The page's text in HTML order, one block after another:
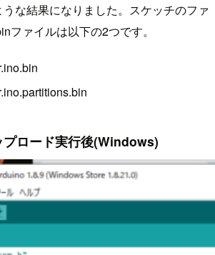
な結果になりました。スケッチのファ
ファイルは以下の2つです。
プロード実行後(Windows)